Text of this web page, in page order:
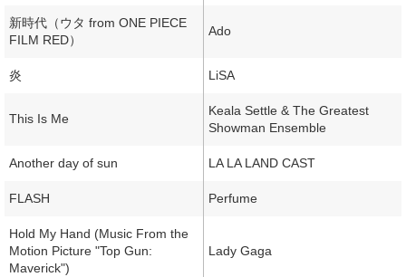
新時代（ウタ from ONE PIECE
FILM RED）
Ado
炎 LiSA
This Is Me
Keala Settle & The Greatest
Showman Ensemble
Another day of sun LA LA LAND CAST
FLASH Perfume
Hold My Hand (Music From the
Motion Picture "Top Gun:
Maverick")
Lady Gaga